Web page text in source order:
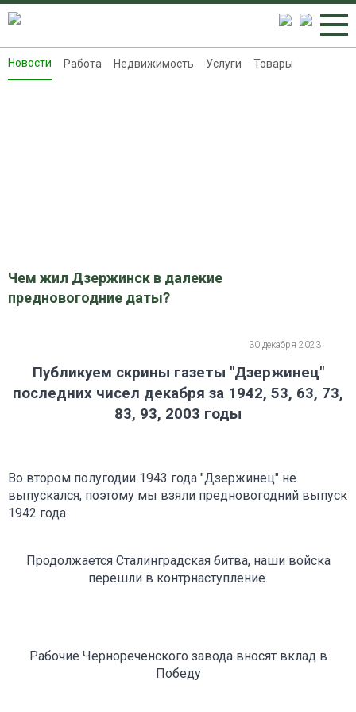
Новости
Новости Работа Недвижимость Услуги Товары
Чем жил Дзержинск в далекие
предновогодние даты?
30 декабря 2023
Публикуем скрины газеты "Дзержинец"
последних чисел декабря за 1942, 53, 63, 73,
83, 93, 2003 годы
Во втором полугодии 1943 года "Дзержинец" не
выпускался, поэтому мы взяли предновогодний выпуск
1942 года
Продолжается Сталинградская битва, наши войска
перешли в контрнаступление.
Рабочие Чернореченского завода вносят вклад в
Победу